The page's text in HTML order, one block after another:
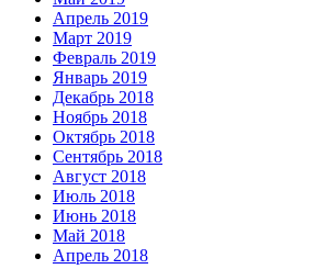
Апрель 2019
Март 2019
Февраль 2019
Январь 2019
Декабрь 2018
Ноябрь 2018
Октябрь 2018
Сентябрь 2018
Август 2018
Июль 2018
Июнь 2018
Май 2018
Апрель 2018